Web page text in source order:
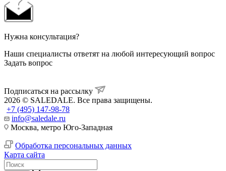
Нужна консультация?
Наши специалисты ответят на любой интересующий вопрос
Задать вопрос
Подписаться на рассылку
2026 © SALEDALE. Все права защищены.
+7 (495) 147-98-78
info@saledale.ru
Москва, метро Юго-Западная
Обработка персональных данных
Карта сайта